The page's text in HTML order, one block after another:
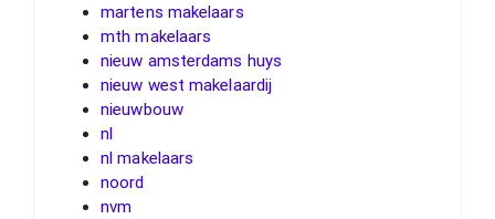
martens makelaars
mth makelaars
nieuw amsterdams huys
nieuw west makelaardij
nieuwbouw
nl
nl makelaars
noord
nvm